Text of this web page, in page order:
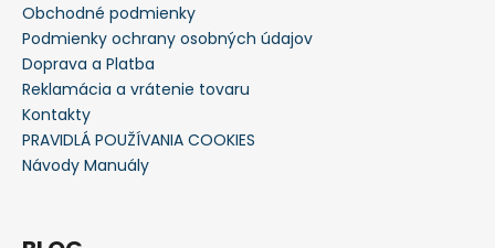
Obchodné podmienky
Podmienky ochrany osobných údajov
Doprava a Platba
Reklamácia a vrátenie tovaru
Kontakty
PRAVIDLÁ POUŽÍVANIA COOKIES
Návody Manuály